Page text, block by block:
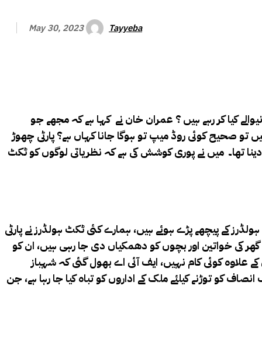
May 30, 2023 Tayyeba
کیا کر رہے ہیں ؟ عمران خان نے کہا ہے کہ مجھے جو
تو صحیح کوئی روڈ میپ تو ہوگا جانا کہاں ہے؟ پارٹی چھوڑ
تھا۔ میں نے پوری کوشش کی ہے کہ نظریاتی لوگوں کو ٹکٹ
کے پیچھے پڑے ہوئے ہیں، ہمارے کئی ٹکٹ ہولڈرز نے پارٹی
گھر کی خواتین اور بچوں کو دھمکیاں دی جا رہی ہیں، ان کو
کے علاوہ کوئی کام نہیں، ایف آئی اے بھول گئی کہ شہباز
کو توڑنے کیلئے ملک کے اداروں کو تباہ کیا جا رہا ہے، جن